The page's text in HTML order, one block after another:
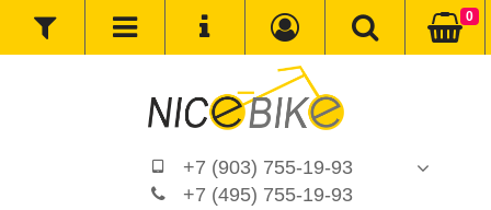
+7 (903) 755-19-93
+7 (495) 755-19-93
0